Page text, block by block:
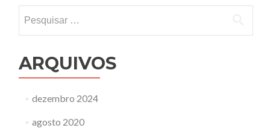
por:
ARQUIVOS
dezembro 2024
agosto 2020